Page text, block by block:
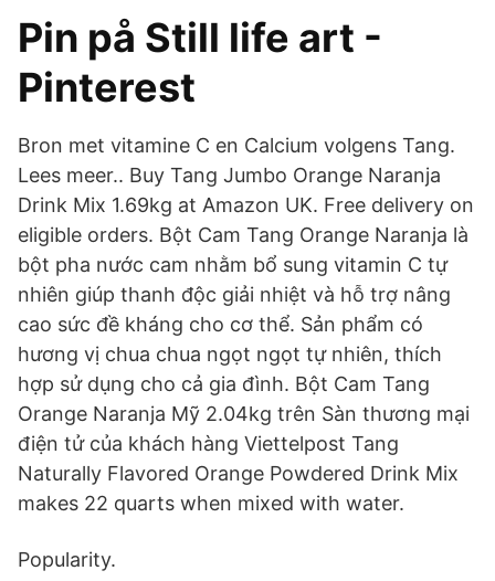
Pin på Still life art -
Pinterest
Bron met vitamine C en Calcium volgens Tang.
Lees meer.. Buy Tang Jumbo Orange Naranja
Drink Mix 1.69kg at Amazon UK. Free delivery on
eligible orders. Bột Cam Tang Orange Naranja là
bột pha nước cam nhằm bổ sung vitamin C tự
nhiên giúp thanh độc giải nhiệt và hỗ trợ nâng
cao sức đề kháng cho cơ thể. Sản phẩm có
hương vị chua chua ngọt ngọt tự nhiên, thích
hợp sử dụng cho cả gia đình. Bột Cam Tang
Orange Naranja Mỹ 2.04kg trên Sàn thương mại
điện tử của khách hàng Viettelpost Tang
Naturally Flavored Orange Powdered Drink Mix
makes 22 quarts when mixed with water.
Popularity.